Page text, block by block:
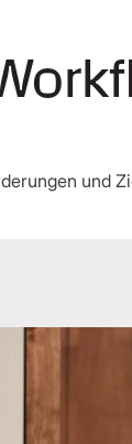
und